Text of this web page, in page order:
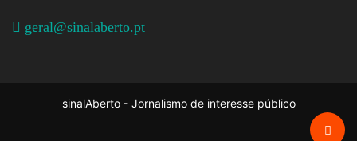
geral@sinalaberto.pt
sinalAberto - Jornalismo de interesse público